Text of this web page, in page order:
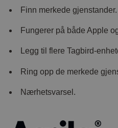
Finn merkede gjenstander.
Fungerer på både Apple
Legg til flere Tagbird-
Ring opp de merkede
Nærhetsvarsel.